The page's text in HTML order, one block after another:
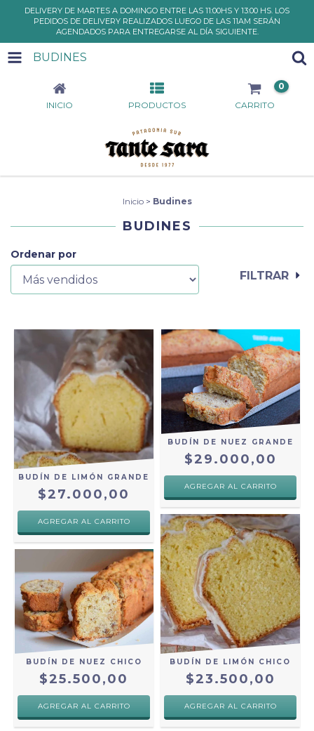
DELIVERY DE MARTES A DOMINGO ENTRE LAS 11:00HS Y 13:00 HS. LOS
PEDIDOS DE DELIVERY REALIZADOS LUEGO DE LAS 11AM SERÁN
AGENDADOS PARA ENTREGARSE AL DÍA SIGUIENTE.
BUDINES
INICIO PRODUCTOS CARRITO
0
Inicio > Budines
BUDINES
Ordenar por
FILTRAR
BUDÍN DE LIMÓN GRANDE
$27.000,00
BUDÍN DE NUEZ GRANDE
$29.000,00
BUDÍN DE NUEZ CHICO
$25.500,00
BUDÍN DE LIMÓN CHICO
$23.500,00